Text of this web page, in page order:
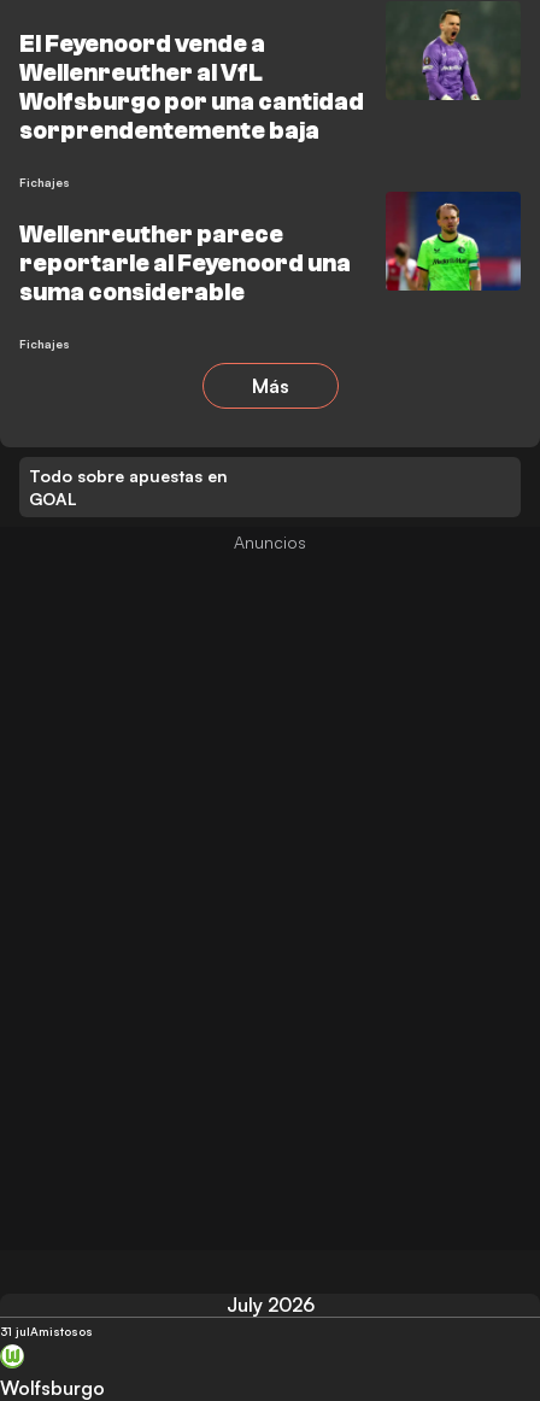
El Feyenoord vende a
Wellenreuther al VfL
Wolfsburgo por una cantidad
sorprendentemente baja
Fichajes
Wellenreuther parece
reportarle al Feyenoord una
suma considerable
Fichajes
Más
Todo sobre apuestas en
GOAL
July 2026
31 julAmistosos
Wolfsburgo